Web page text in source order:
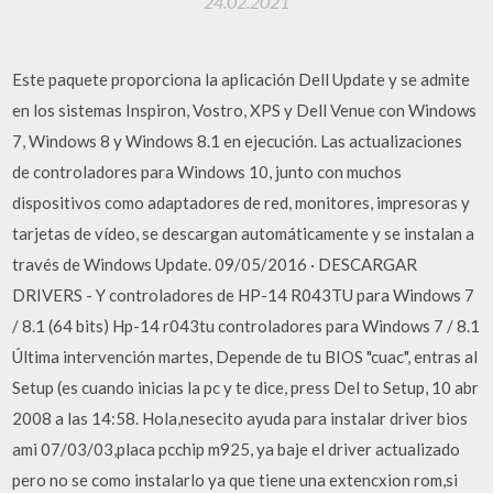
Este paquete proporciona la aplicación Dell Update y se admite
en los sistemas Inspiron, Vostro, XPS y Dell Venue con Windows
7, Windows 8 y Windows 8.1 en ejecución. Las actualizaciones
de controladores para Windows 10, junto con muchos
dispositivos como adaptadores de red, monitores, impresoras y
tarjetas de vídeo, se descargan automáticamente y se instalan a
través de Windows Update. 09/05/2016 · DESCARGAR
DRIVERS - Y controladores de HP-14 R043TU para Windows 7
/ 8.1 (64 bits) Hp-14 r043tu controladores para Windows 7 / 8.1
Última intervención martes, Depende de tu BIOS "cuac", entras al
Setup (es cuando inicias la pc y te dice, press Del to Setup, 10 abr
2008 a las 14:58. Hola,nesecito ayuda para instalar driver bios
ami 07/03/03,placa pcchip m925, ya baje el driver actualizado
pero no se como instalarlo ya que tiene una extencxion rom,si